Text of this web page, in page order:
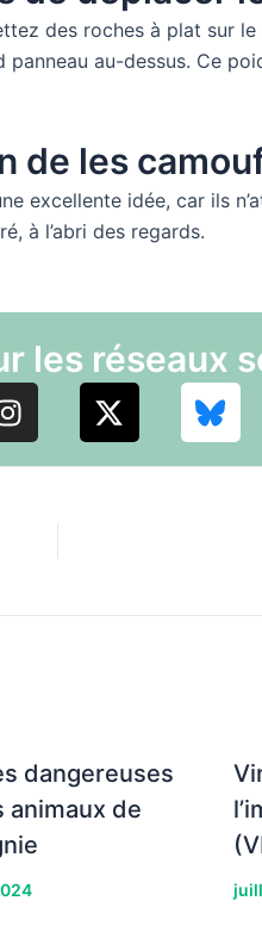
des roches à plat sur
au-dessus. Ce
de les
excellente idée, car ils
à l’abri des regards.
les réseaux
I
n
X
-
dangereuses
animaux de